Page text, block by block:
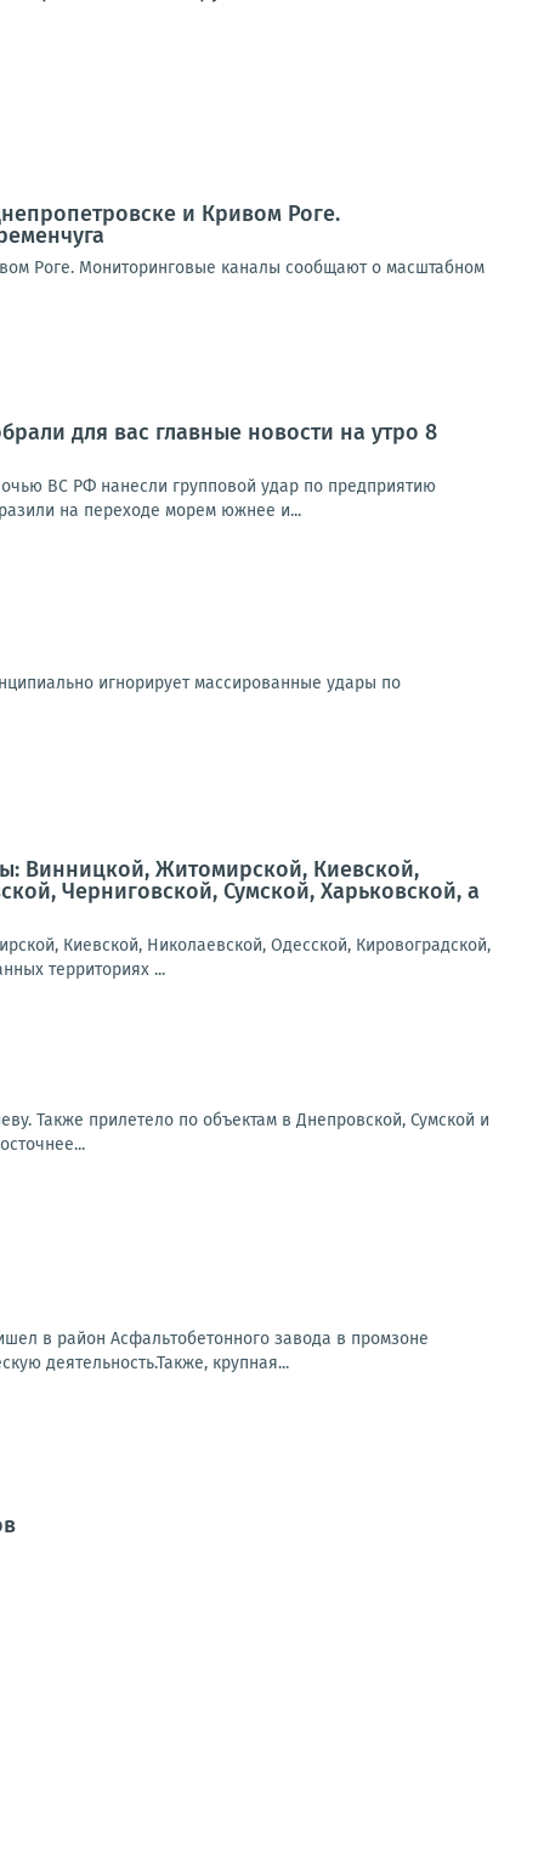
и Кривом Роге.
Роге. Мониторинговые каналы сообщают о масштабном
для вас главные новости на утро 8
ВС РФ нанесли групповой удар по предприятию
на переходе морем южнее и...
игнорирует массированные удары по
Винницкой, Житомирской, Киевской,
Черниговской, Сумской, Харьковской, а
Киевской, Николаевской, Одесской, Кировоградской,
территориях ...
Также прилетело по объектам в Днепровской, Сумской и
в район Асфальтобетонного завода в промзоне
деятельность.Также, крупная...